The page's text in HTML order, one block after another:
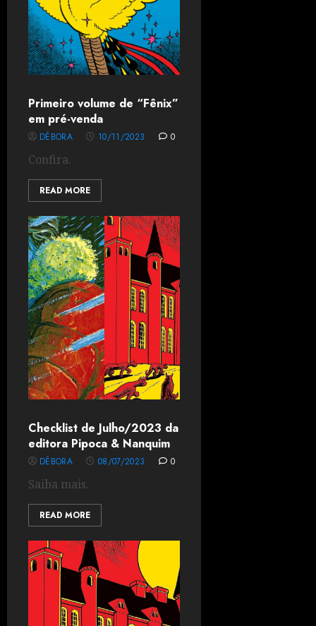
Primeiro volume de “Fênix”
em pré-venda
DÉBORA 10/11/2023 0
Confira.
READ MORE
Checklist de Julho/2023 da
editora Pipoca & Nanquim
DÉBORA 08/07/2023 0
Saiba mais.
READ MORE